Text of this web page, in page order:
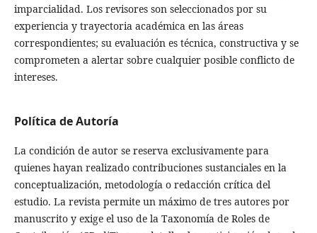
imparcialidad. Los revisores son seleccionados por su
experiencia y trayectoria académica en las áreas
correspondientes; su evaluación es técnica, constructiva y se
comprometen a alertar sobre cualquier posible conflicto de
intereses.
Política de Autoría
La condición de autor se reserva exclusivamente para
quienes hayan realizado contribuciones sustanciales en la
conceptualización, metodología o redacción crítica del
estudio. La revista permite un máximo de tres autores por
manuscrito y exige el uso de la Taxonomía de Roles de